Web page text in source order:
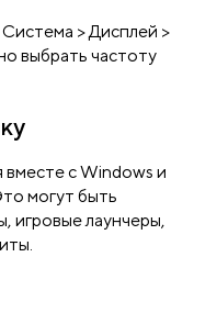
> Дисплей >
выбрать частоту
с Windows и
могут быть
игровые лаунчеры,